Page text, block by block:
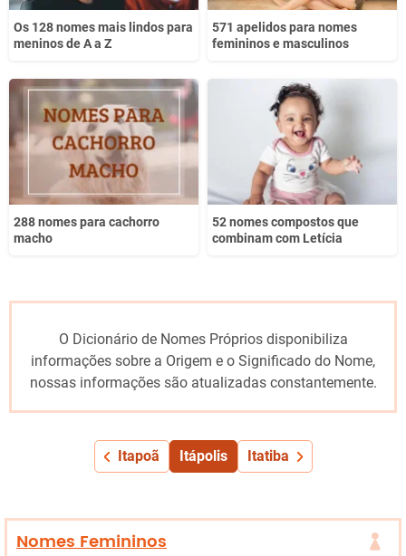
Os 128 nomes mais lindos para
meninos de A a Z
571 apelidos para nomes
femininos e masculinos
288 nomes para cachorro
macho
52 nomes compostos que
combinam com Letícia
O Dicionário de Nomes Próprios disponibiliza
informações sobre a Origem e o Significado do Nome,
nossas informações são atualizadas constantemente.
Itapoã Itápolis Itatiba
Nomes Femininos